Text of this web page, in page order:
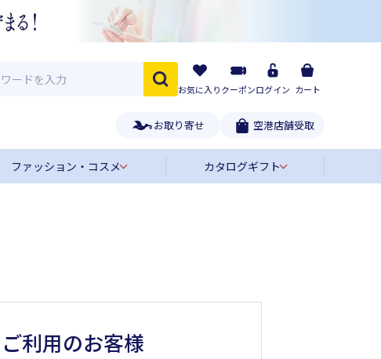
お気に入りクーポンログイン カート
お取り寄せ 空港店舗受取
ファッション・コスメ カタログギフト
利用のお客様